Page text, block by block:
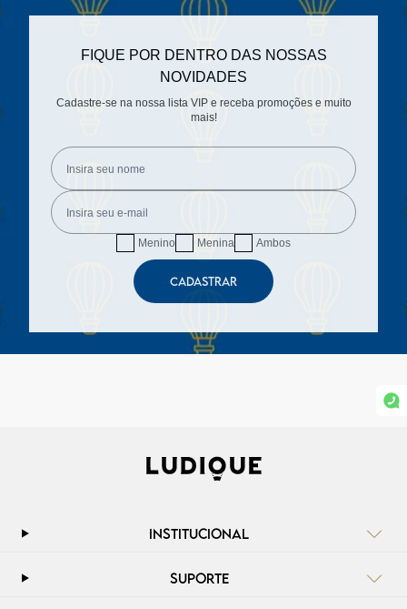
FIQUE POR DENTRO DAS NOSSAS
NOVIDADES
Cadastre-se na nossa lista VIP e receba promoções e muito
mais!
Menino Menina Ambos
CADASTRAR
INSTITUCIONAL
SUPORTE